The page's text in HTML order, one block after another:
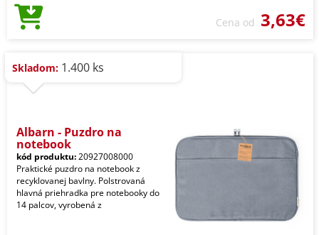
Cena od 3,63€
Skladom: 1.400 ks
Albarn - Puzdro na
notebook
kód produktu:20927008000
Praktické puzdro na notebook z
recyklovanej bavlny. Polstrovaná
hlavná priehradka pre notebooky do
14 palcov, vyrobená z